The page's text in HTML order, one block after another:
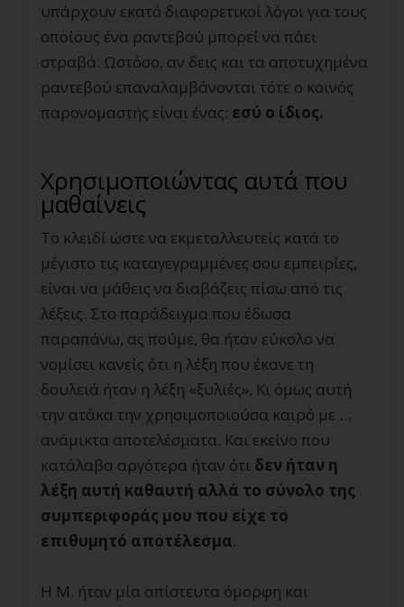
υπάρχουν εκατό διαφορετικοί λόγοι για τους
οποίους ένα ραντεβού μπορεί να πάει
στραβά. Ωστόσο, αν δεις και τα αποτυχημένα
ραντεβού επαναλαμβάνονται τότε ο κοινός
παρονομαστής είναι ένας: εσύ ο ίδιος.
Χρησιμοποιώντας αυτά που
μαθαίνεις
Το κλειδί ώστε να εκμεταλλευτείς κατά το
μέγιστο τις καταγεγραμμένες σου εμπειρίες,
είναι να μάθεις να διαβάζεις πίσω από τις
λέξεις. Στο παράδειγμα που έδωσα
παραπάνω, ας πούμε, θα ήταν εύκολο να
νομίσει κανείς ότι η λέξη που έκανε τη
δουλειά ήταν η λέξη «ξυλιές». Κι όμως αυτή
την ατάκα την χρησιμοποιούσα καιρό με …
ανάμικτα αποτελέσματα. Και εκείνο που
κατάλαβα αργότερα ήταν ότι δεν ήταν η
λέξη αυτή καθαυτή αλλά το σύνολο της
συμπεριφοράς μου που είχε το
επιθυμητό αποτέλεσμα.
Η Μ. ήταν μία απίστευτα όμορφη και